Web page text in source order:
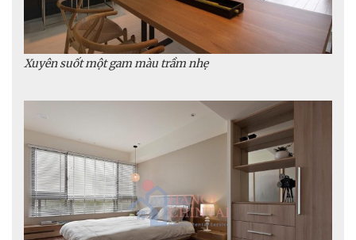
Xuyên suốt một gam màu trầm nhẹ